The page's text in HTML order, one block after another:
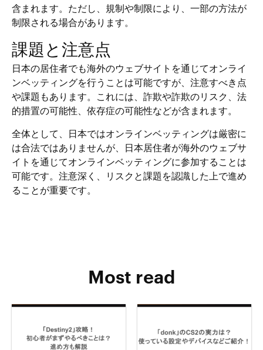
含まれます。ただし、規制や制限により、一部の方法が
制限される場合があります。
課題と注意点
日本の居住者でも海外のウェブサイトを通じてオンライ
ンベッティングを行うことは可能ですが、注意すべき点
や課題もあります。これには、詐欺や詐欺のリスク、法
的措置の可能性、依存症の可能性などが含まれます。
全体として、日本ではオンラインベッティングは厳密に
は合法ではありませんが、日本居住者が海外のウェブサ
イトを通じてオンラインベッティングに参加することは
可能です。注意深く、リスクと課題を認識した上で進め
ることが重要です。
Most read